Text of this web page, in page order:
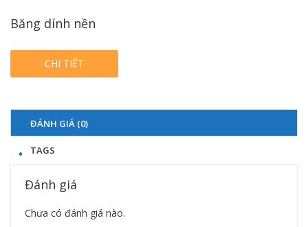
Băng dính nền
CHI TIẾT
ĐÁNH GIÁ (0)
TAGS
Đánh giá
Chưa có đánh giá nào.